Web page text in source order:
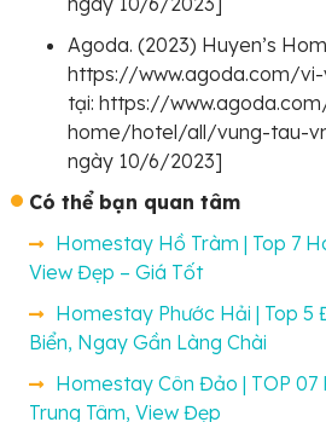
Agoda. (2023) Huyen’s
https://www.agoda.com/vi-
tại: https://
home/hotel/all/vung-tau-
ngày 10/6/2023]
Có thể bạn quan tâm
Homestay Hồ Tràm | Top 7
View Đẹp – Giá Tốt
Homestay Phước Hải | Top
Biển, Ngay Gần Làng Chài
Homestay Côn Đảo | TOP
Trung Tâm, View Đẹp